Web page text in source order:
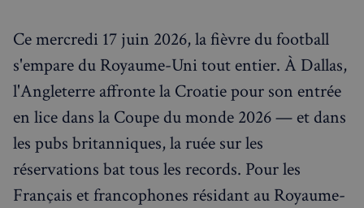
RECHERCHES POPULAIRES
Annuaire des professionnels
Visites guidées
Ce mercredi 17 juin 2026, la fièvre du football
s'empare du Royaume-Uni tout entier. À Dallas,
l'Angleterre affronte la Croatie pour son entrée
en lice dans la Coupe du monde 2026 — et dans
les pubs britanniques, la ruée sur les
réservations bat tous les records. Pour les
Français et francophones résidant au Royaume-